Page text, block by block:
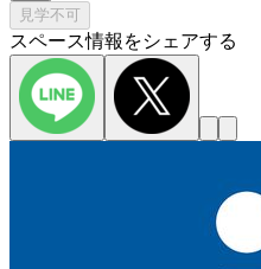
見学不可
スペース情報をシェアする